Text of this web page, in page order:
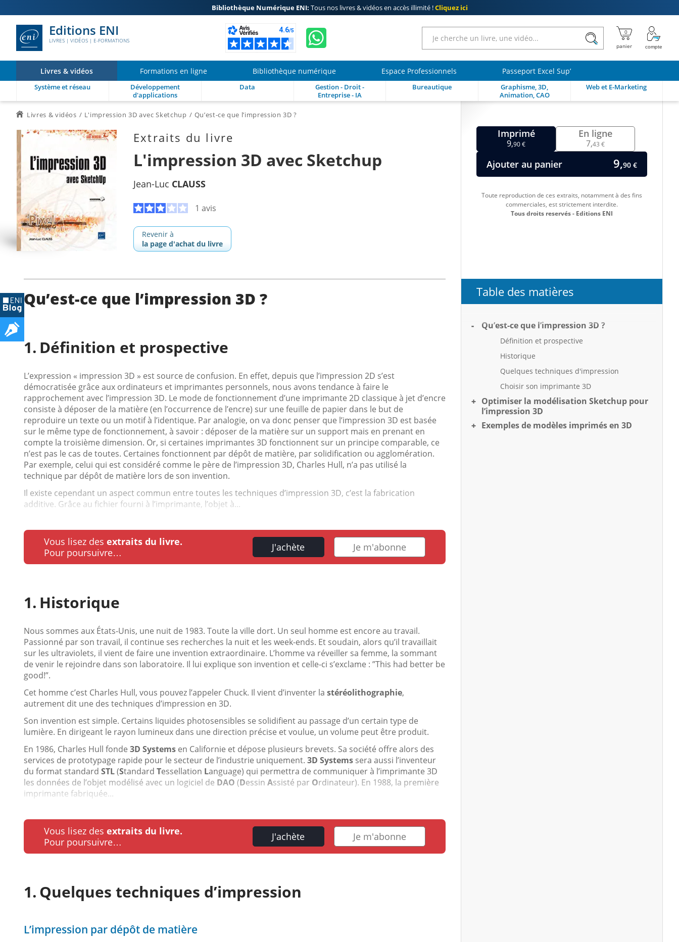
Bibliothèque Numérique ENI: Tous nos livres & vidéos en accès illimité !Cliquez ici
Editions ENI
LIVRES | VIDÉOS | E-FORMATIONS
Livres & vidéos Formations en ligne Bibliothèque numérique Espace Professionnels Passeport Excel Sup’
Système et réseau
Développement
d'applications
Data
Gestion - Droit -
Entreprise - IA
Bureautique
Graphisme, 3D,
Animation, CAO
Web et E-Marketing
Livres & vidéos L'impression 3D avec Sketchup Qu’est-ce que l’impression 3D ?
Extraits du livre
L'impression 3D avec Sketchup
Jean-Luc CLAUSS
1 avis
Revenir à
la page d'achat du livre
Imprimé
9,90 €
En ligne
7,43 €
Ajouter au panier 9,90 €
Toute reproduction de ces extraits, notamment à des fins
commerciales, est strictement interdite.
Tous droits reservés - Editions ENI
Qu’est-ce que l’impression 3D ?
Définition et prospective
L’expression « impression 3D » est source de confusion. En effet, depuis que l’impression 2D s’est
démocratisée grâce aux ordinateurs et imprimantes personnels, nous avons tendance à faire le
rapprochement avec l’impression 3D. Le mode de fonctionnement d’une imprimante 2D classique à jet d’encre
consiste à déposer de la matière (en l’occurrence de l’encre) sur une feuille de papier dans le but de
reproduire un texte ou un motif à l’identique. Par analogie, on va donc penser que l’impression 3D est basée
sur le même type de fonctionnement, à savoir : déposer de la matière sur un support mais en prenant en
compte la troisième dimension. Or, si certaines imprimantes 3D fonctionnent sur un principe comparable, ce
n’est pas le cas de toutes. Certaines fonctionnent par dépôt de matière, par solidification ou agglomération.
Par exemple, celui qui est considéré comme le père de l’impression 3D, Charles Hull, n’a pas utilisé la
technique par dépôt de matière lors de son invention.
Il existe cependant un aspect commun entre toutes les techniques d’impression 3D, c’est la fabrication
additive. Grâce au fichier fourni à l’imprimante, l’objet à...
Vous lisez des extraits du livre.
Pour poursuivre…
J'achète Je m'abonne
Historique
Nous sommes aux États-Unis, une nuit de 1983. Toute la ville dort. Un seul homme est encore au travail.
Passionné par son travail, il continue ses recherches la nuit et les week-ends. Et soudain, alors qu’il travaillait
sur les ultraviolets, il vient de faire une invention extraordinaire. L’homme va réveiller sa femme, la sommant
de venir le rejoindre dans son laboratoire. Il lui explique son invention et celle-ci s’exclame : ”This had better be
good!”.
Cet homme c’est Charles Hull, vous pouvez l’appeler Chuck. Il vient d’inventer la stéréolithographie,
autrement dit une des techniques d’impression en 3D.
Son invention est simple. Certains liquides photosensibles se solidifient au passage d’un certain type de
lumière. En dirigeant le rayon lumineux dans une direction précise et voulue, un volume peut être produit.
En 1986, Charles Hull fonde 3D Systems en Californie et dépose plusieurs brevets. Sa société offre alors des
services de prototypage rapide pour le secteur de l’industrie uniquement. 3D Systems sera aussi l’inventeur
du format standard STL(Standard Tessellation Language) qui permettra de communiquer à l’imprimante 3D
les données de l’objet modélisé avec un logiciel de DAO (Dessin Assisté par Ordinateur). En 1988, la première
imprimante fabriquée...
Vous lisez des extraits du livre.
Pour poursuivre…
J'achète Je m'abonne
Quelques techniques d’impression
L’impression par dépôt de matière
Table des matières
Qu’est-ce que l’impression 3D ?
Définition et prospective
Historique
Quelques techniques d'impression
Choisir son imprimante 3D
Optimiser la modélisation Sketchup pour
l’impression 3D
Exemples de modèles imprimés en 3D